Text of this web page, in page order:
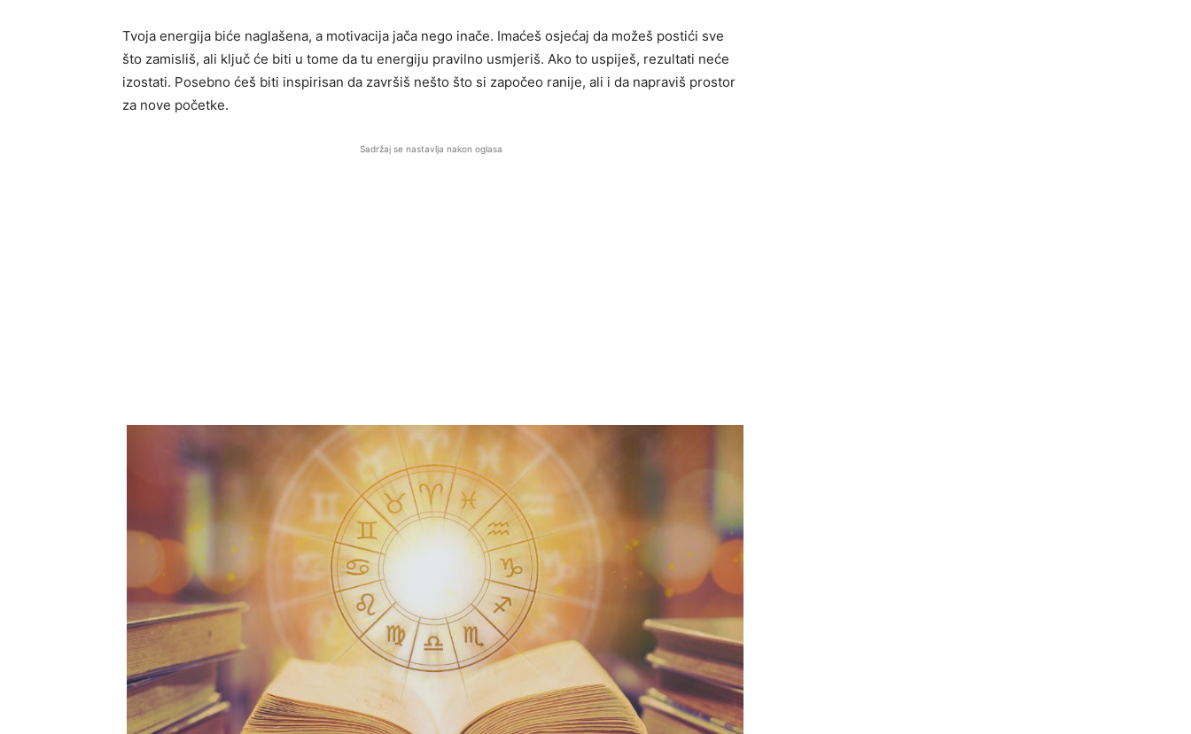
Tvoja energija biće naglašena, a motivacija jača nego inače. Imaćeš osjećaj da možeš postići sve
što zamisliš, ali ključ će biti u tome da tu energiju pravilno usmjeriš. Ako to uspiješ, rezultati neće
izostati. Posebno ćeš biti inspirisan da završiš nešto što si započeo ranije, ali i da napraviš prostor
za nove početke.
Sadržaj se nastavlja nakon oglasa